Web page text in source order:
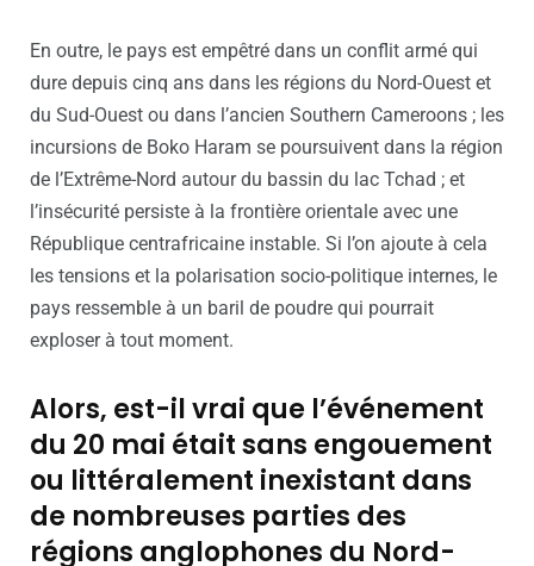
En outre, le pays est empêtré dans un conflit armé qui
dure depuis cinq ans dans les régions du Nord-Ouest et
du Sud-Ouest ou dans l’ancien Southern Cameroons ; les
incursions de Boko Haram se poursuivent dans la région
de l’Extrême-Nord autour du bassin du lac Tchad ; et
l’insécurité persiste à la frontière orientale avec une
République centrafricaine instable. Si l’on ajoute à cela
les tensions et la polarisation socio-politique internes, le
pays ressemble à un baril de poudre qui pourrait
exploser à tout moment.
Alors, est-il vrai que l’événement
du 20 mai était sans engouement
ou littéralement inexistant dans
de nombreuses parties des
régions anglophones du Nord-